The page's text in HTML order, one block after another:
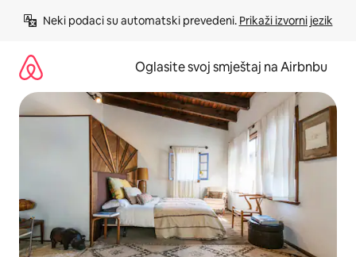
Neki podaci su automatski prevedeni. Prikaži izvorni jezik
Oglasite svoj smještaj na Airbnbu